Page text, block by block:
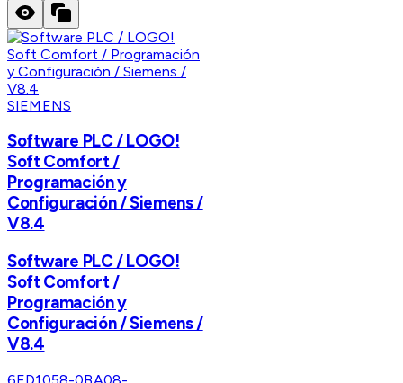
SIEMENS
Software PLC / LOGO!
Soft Comfort /
Programación y
Configuración / Siemens /
V8.4
Software PLC / LOGO!
Soft Comfort /
Programación y
Configuración / Siemens /
V8.4